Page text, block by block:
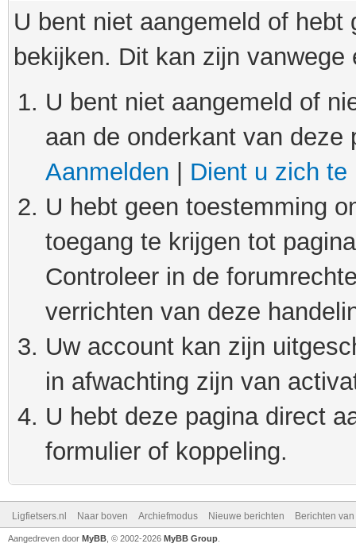
U bent niet aangemeld of
bekijken. Dit kan zijn
U bent niet aangemeld of
aan de onderkant van
Aanmelden
Dient u zich te
U hebt geen toestemming
toegang te krijgen tot
Controleer in de
verrichten van deze
Uw account kan zijn
in afwachting zijn van
U hebt deze pagina direct
formulier of koppeling.
Ligfietsers.nl Naar boven Archiefmodus Nieuwe berichten Berichten
Aangedreven door MyBB , © 2002-2026 MyBB Group